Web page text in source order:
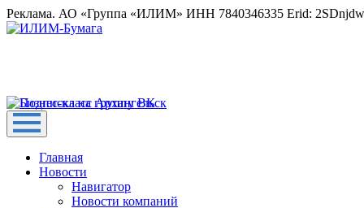
Реклама. АО «Группа «ИЛИМ» ИНН 7840346335 Erid:
Главная
Новости
Навигатор
Новости компаний